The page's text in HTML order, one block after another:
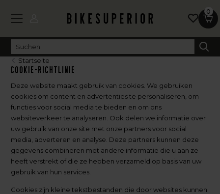
0
Startseite
Cookie-Richtlinie
Deze website maakt gebruik van cookies. We gebruiken
cookies om content en advertenties te personaliseren, om
functies voor social media te bieden en om ons
websiteverkeer te analyseren. Ook delen we informatie over
uw gebruik van onze site met onze partners voor social
media, adverteren en analyse. Deze partners kunnen deze
gegevens combineren met andere informatie die u aan ze
heeft verstrekt of die ze hebben verzameld op basis van uw
gebruik van hun services.
Cookies zijn kleine tekstbestanden die door websites kunnen